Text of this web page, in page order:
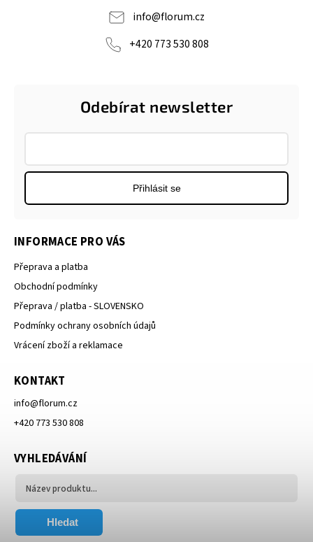
info@florum.cz
+420 773 530 808
Odebírat newsletter
Přihlásit se
INFORMACE PRO VÁS
Přeprava a platba
Obchodní podmínky
Přeprava / platba - SLOVENSKO
Podmínky ochrany osobních údajů
Vrácení zboží a reklamace
KONTAKT
info@florum.cz
+420 773 530 808
VYHLEDÁVÁNÍ
Hledat